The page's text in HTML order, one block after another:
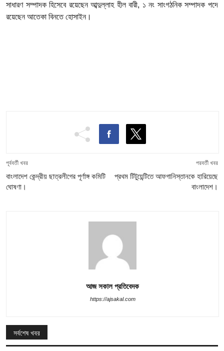
সাধারণ সম্পাদক হিসেবে রয়েছেন আব্দুল্লাহ হীল বারী, ১ নং সাংগঠনিক সম্পাদক পদে
রয়েছেন আতেকা বিনতে হোসাইন।
পূর্ববর্তী খবর
বাংলাদেশ কেন্দ্রীয় ছাত্রলীগের পূর্ণাঙ্গ কমিটি
ঘোষণা।
পরবর্তী খবর
প্রথম টিটুয়েন্টিতে আফগানিস্তানকে হারিয়েছে
বাংলাদেশ।
আজ সকাল প্রতিবেদক
https://ajsakal.com
সর্বশেষ খবর